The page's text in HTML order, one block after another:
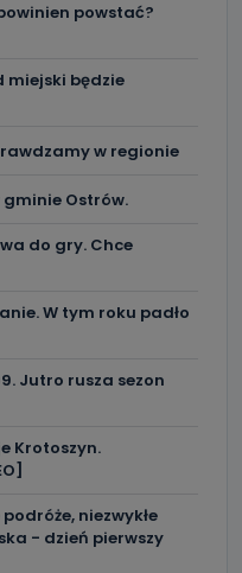
Telewizji Kablowa
Wielkopolski (63-
danych osobowych
danych,
prawo wniesienia
uzasadnionego celu
sprzeciwu.
osobowych to
lub dane osobowe,
dostępnych, w
e-mail, telefon
i współpracownicy
w jego
powstać?
miejski będzie
w regionie
gminie Ostrów.
do gry. Chce
W tym roku padło
Jutro rusza sezon
Krotoszyn.
niezwykłe
- dzień pierwszy